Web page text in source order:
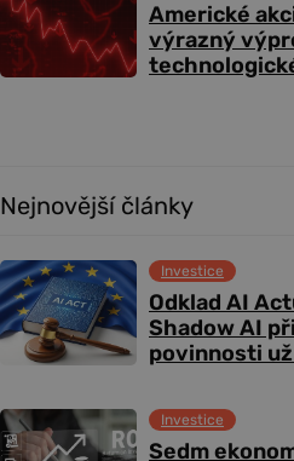
Americké
výrazný
Nejnovější články
Odklad AI
Shadow AI
povinnosti
Investice
Sedm
Investice